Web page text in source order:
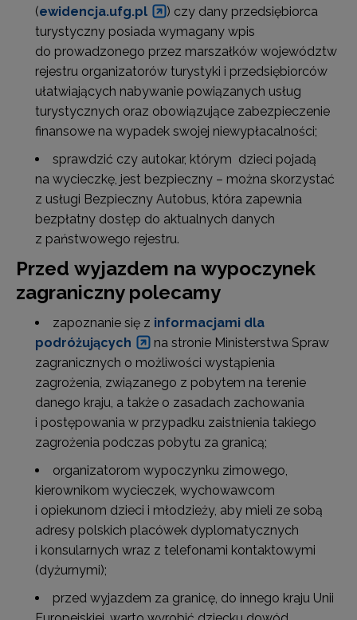
(ewidencja.ufg.pl
) czy dany przedsiębiorca
turystyczny posiada wymagany wpis
do prowadzonego przez marszałków województw
rejestru organizatorów turystyki i przedsiębiorców
ułatwiających nabywanie powiązanych usług
turystycznych oraz obowiązujące zabezpieczenie
finansowe na wypadek swojej niewypłacalności;
sprawdzić czy autokar, którym dzieci pojadą
na wycieczkę, jest bezpieczny – można skorzystać
z usługi Bezpieczny Autobus, która zapewnia
bezpłatny dostęp do aktualnych danych
z państwowego rejestru.
Przed wyjazdem na wypoczynek
zagraniczny polecamy
zapoznanie się z informacjami dla
podróżujących
na stronie Ministerstwa Spraw
zagranicznych o możliwości wystąpienia
zagrożenia, związanego z pobytem na terenie
danego kraju, a także o zasadach zachowania
i postępowania w przypadku zaistnienia takiego
zagrożenia podczas pobytu za granicą;
organizatorom wypoczynku zimowego,
kierownikom wycieczek, wychowawcom
i opiekunom dzieci i młodzieży, aby mieli ze sobą
adresy polskich placówek dyplomatycznych
i konsularnych wraz z telefonami kontaktowymi
(dyżurnymi);
przed wyjazdem za granicę, do innego kraju Unii